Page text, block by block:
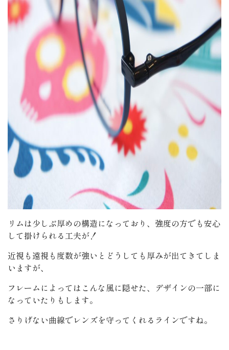
リムは少しぶ厚めの構造になっており、強度の方でも安心
して掛けられる工夫が！
近視も遠視も度数が強いとどうしても厚みが出てきてしま
いますが、
フレームによってはこんな風に隠せた、デザインの一部に
なっていたりもします。
さりげない曲線でレンズを守ってくれるラインですね。